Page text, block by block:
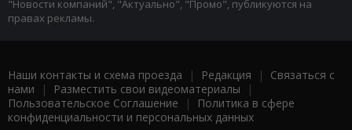
"Новости компаний", "Актуально", "Промо", публикуются на
правах рекламы.
Наши контакты и схема проезда | Редакция | Связаться с
нами | Разместить свои видеоматериалы |
Пользовательское Соглашение |
Политика в сфере
конфиденциальности и персональных данных